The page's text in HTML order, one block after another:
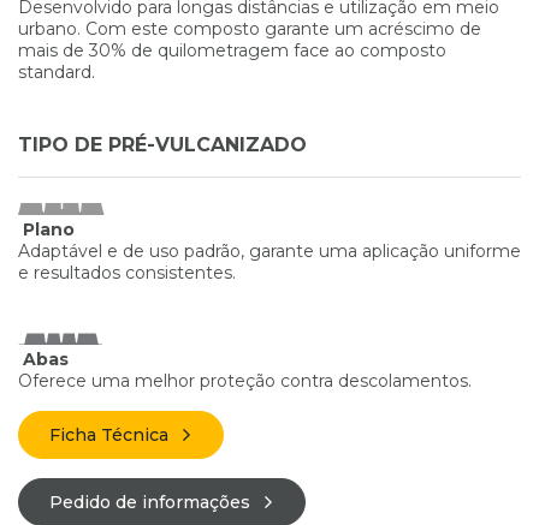
Desenvolvido para longas distâncias e utilização em meio
urbano. Com este composto garante um acréscimo de
mais de 30% de quilometragem face ao composto
standard.
TIPO DE PRÉ-VULCANIZADO
Plano
Adaptável e de uso padrão, garante uma aplicação uniforme
e resultados consistentes.
Abas
Oferece uma melhor proteção contra descolamentos.
Ficha Técnica
Pedido de informações